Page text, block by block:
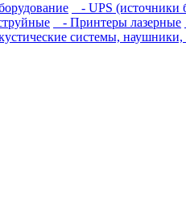
- UPS (источники
- Принтеры лазерные
системы,